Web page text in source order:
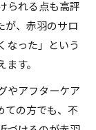
られる点も高評
が、赤羽のサロ
なった」という
す。
やアフターケア
ての方でも、不